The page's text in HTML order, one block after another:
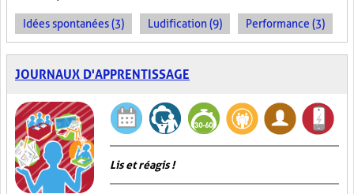
Idées spontanées (3) Ludification (9) Performance (3)
JOURNAUX D'APPRENTISSAGE
Lis et réagis !